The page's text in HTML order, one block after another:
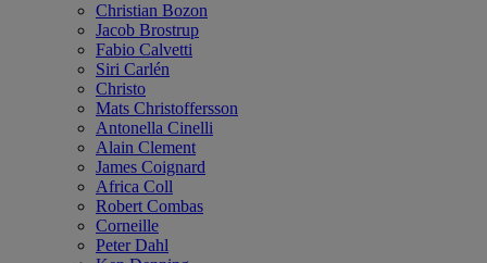
Christian Bozon
Jacob Brostrup
Fabio Calvetti
Siri Carlén
Christo
Mats Christoffersson
Antonella Cinelli
Alain Clement
James Coignard
Africa Coll
Robert Combas
Corneille
Peter Dahl